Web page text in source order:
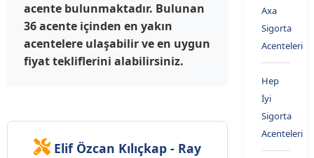
acente bulunmaktadır. Bulunan
36 acente içinden en yakın
acentelere ulaşabilir ve en uygun
fiyat tekliflerini alabilirsiniz.
Elif Özcan Kılıçkap - Ray
Axa
Sigorta
Acenteleri
Hep
İyi
Sigorta
Acenteleri